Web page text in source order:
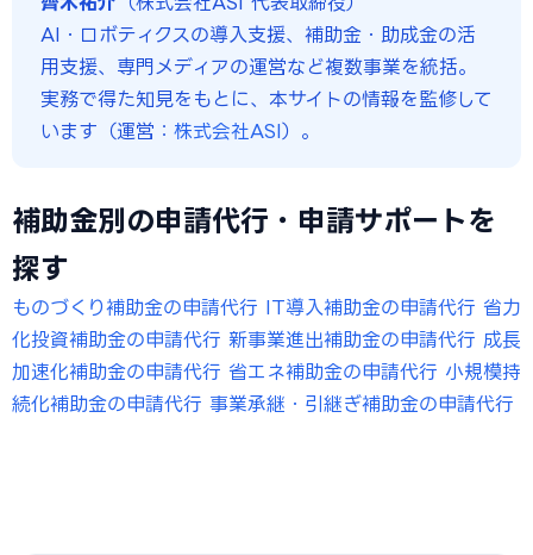
AI・ロボティクスの導入支援、補助金・助成金の活
用支援、専門メディアの運営など複数事業を統括。
実務で得た知見をもとに、本サイトの情報を監修して
います（運営： 株式会社ASI）。
補助金別の申請代行・申請サポートを
探す
ものづくり補助金の申請代行 IT導入補助金の申請代行 省力
化投資補助金の申請代行 新事業進出補助金の申請代行 成長
加速化補助金の申請代行 省エネ補助金の申請代行 小規模持
続化補助金の申請代行 事業承継・引継ぎ補助金の申請代行